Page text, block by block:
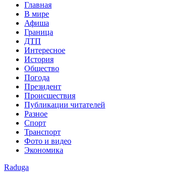
Главная
В мире
Афиша
Граница
ДТП
Интересное
История
Общество
Погода
Президент
Происшествия
Публикации читателей
Разное
Спорт
Транспорт
Фото и видео
Экономика
Raduga